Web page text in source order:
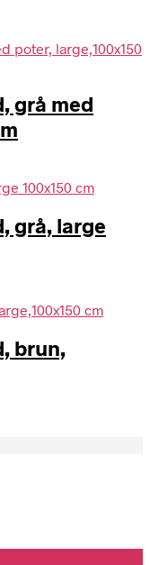
grå med
grå, large
brun,